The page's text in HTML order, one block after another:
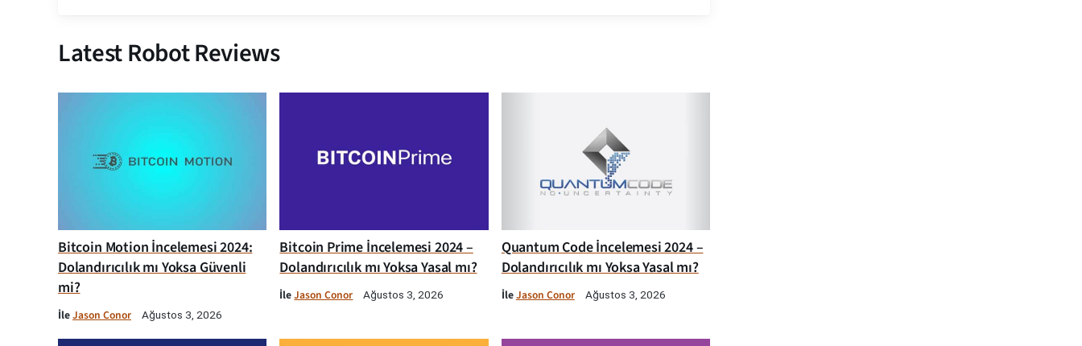
Latest Robot Reviews
Bitcoin Motion İncelemesi 2024:
Dolandırıcılık mı Yoksa Güvenli
mi?
İleJason Conor Ağustos 3, 2026
Bitcoin Prime İncelemesi 2024 –
Dolandırıcılık mı Yoksa Yasal mı?
İleJason Conor Ağustos 3, 2026
Quantum Code İncelemesi 2024 –
Dolandırıcılık mı Yoksa Yasal mı?
İleJason Conor Ağustos 3, 2026